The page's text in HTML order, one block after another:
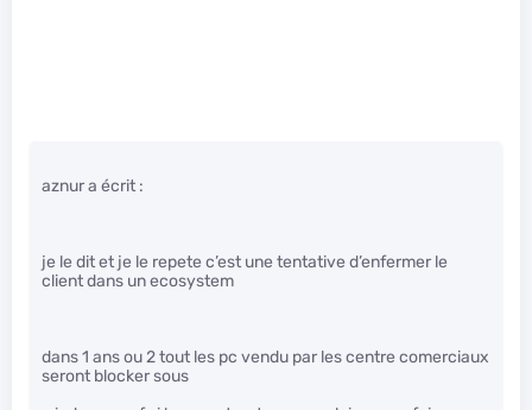
aznur a écrit :
je le dit et je le repete c’est une tentative d’enfermer le
client dans un ecosystem
dans 1 ans ou 2 tout les pc vendu par les centre comerciaux
seront blocker sous